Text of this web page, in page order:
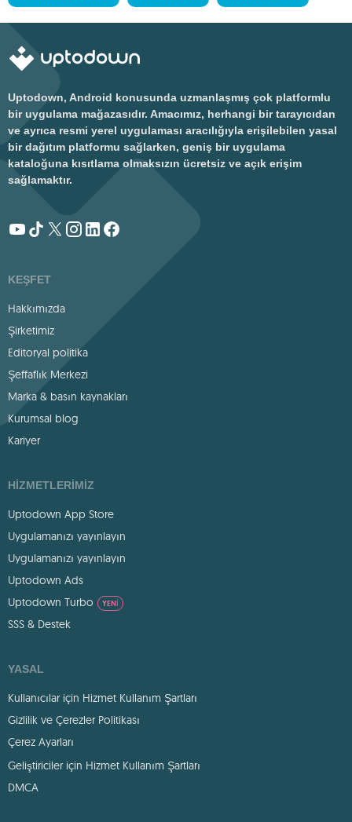
Uptodown, Android konusunda uzmanlaşmış çok platformlu
bir uygulama mağazasıdır. Amacımız, herhangi bir tarayıcıdan
ve ayrıca resmi yerel uygulaması aracılığıyla erişilebilen yasal
bir dağıtım platformu sağlarken, geniş bir uygulama
kataloğuna kısıtlama olmaksızın ücretsiz ve açık erişim
sağlamaktır.
KEŞFET
Hakkımızda
Şirketimiz
Editoryal politika
Şeffaflık Merkezi
Marka & basın kaynakları
Kurumsal blog
Kariyer
HIZMETLERIMIZ
Uptodown App Store
Uygulamanızı yayınlayın
Uygulamanızı yayınlayın
Uptodown Ads
Uptodown Turbo
YENI
SSS & Destek
YASAL
Kullanıcılar için Hizmet Kullanım Şartları
Gizlilik ve Çerezler Politikası
Çerez Ayarları
Geliştiriciler için Hizmet Kullanım Şartları
DMCA